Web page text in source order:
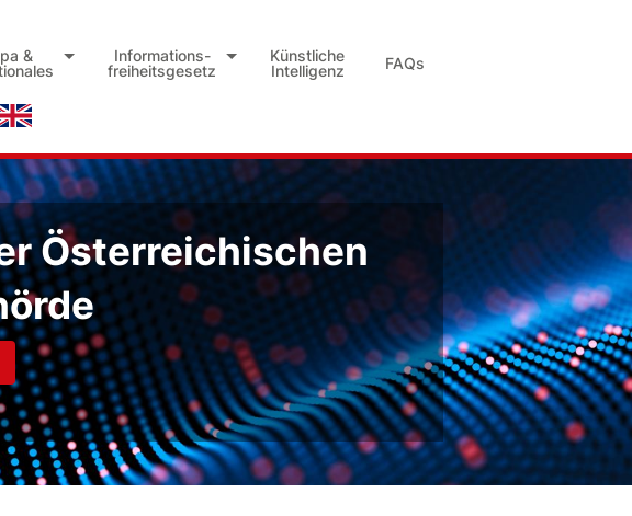
&
Informations-
freiheitsgesetz
Künstliche
Intelligenz
FAQs
Österreichischen